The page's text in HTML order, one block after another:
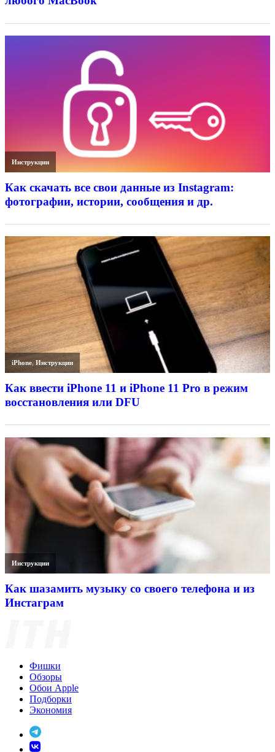
Инструкции
Как скачать все свои данные из Instagram:
фотографии, истории, сообщения и др.
iPhone,Инструкции
Как ввести iPhone 11 и iPhone 11 Pro в режим
восстановления или DFU
Инструкции
Как шазамить музыку со своего телефона и из
Инстаграм
Фишки
Обзоры
Обои Apple
Подборки
Экономия